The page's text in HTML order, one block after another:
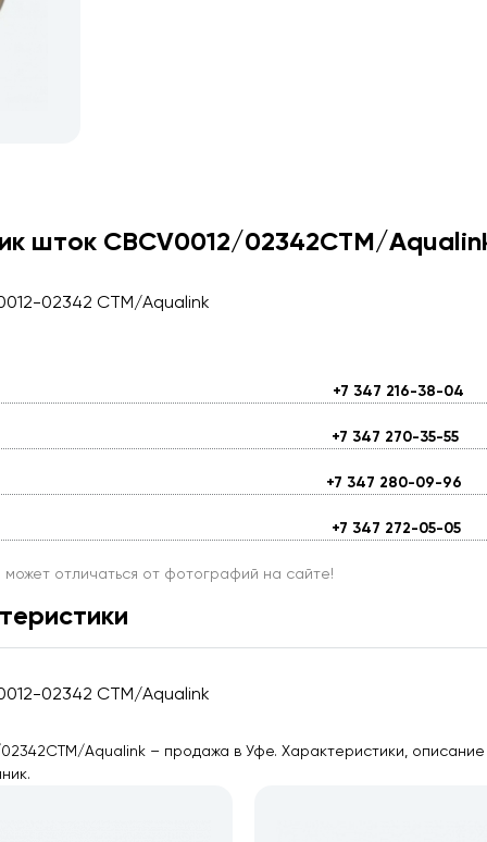
шток CBCV0012/02342СТМ/
02342 СТМ/Aqualink
+7 347 216-38-04
+7 347 270-35-55
+7 347 280-09-96
+7 347 272-05-05
отличаться от фотографий на сайте!
02342 СТМ/Aqualink
Aqualink – продажа в Уфе. Характеристики,